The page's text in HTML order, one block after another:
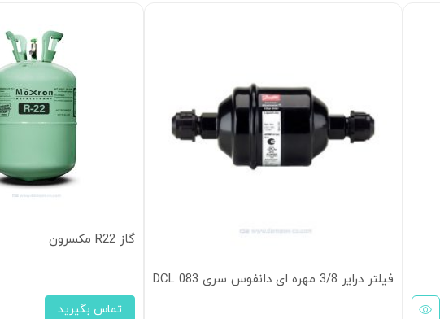
فیلتر درایر 3/8 مهره ای دانفوس سری DCL 083
گاز R22 مکسرون
تماس بگیرید